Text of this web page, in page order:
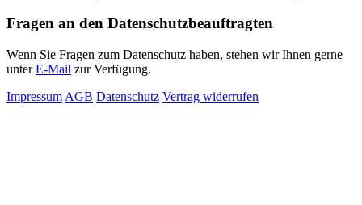
Fragen an den Datenschutzbeauftragten
Wenn Sie Fragen zum Datenschutz haben, stehen wir Ihnen gerne
unterE-Mail zur Verfügung.
Impressum AGB Datenschutz Vertrag widerrufen